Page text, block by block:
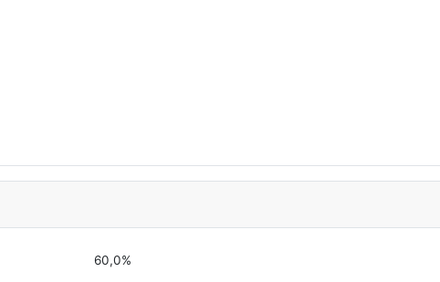
60,0%